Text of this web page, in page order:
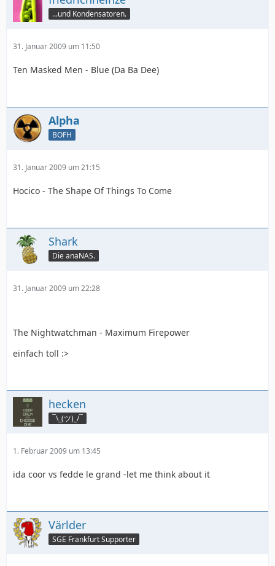
...und Kondensatoren.
31. Januar 2009 um 11:50
Ten Masked Men - Blue (Da Ba Dee)
Alpha
BOFH
31. Januar 2009 um 21:15
Hocico - The Shape Of Things To Come
Shark
Die anaNAS.
31. Januar 2009 um 22:28
The Nightwatchman - Maximum Firepower
einfach toll :>
hecken
¯\_(ツ)_/¯
1. Februar 2009 um 13:45
ida coor vs fedde le grand -let me think about it
Världer
SGE Frankfurt Supporter